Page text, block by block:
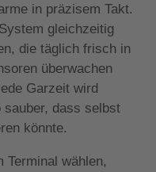
in präzisem Takt.
gleichzeitig
die täglich frisch in
überwachen
Garzeit wird
sauber, dass selbst
könnte.
Terminal wählen,